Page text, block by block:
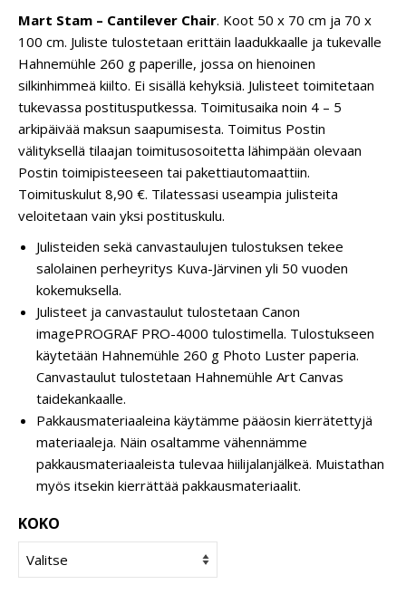
Mart Stam – Cantilever Chair. Koot 50 x 70 cm ja 70 x
100 cm. Juliste tulostetaan erittäin laadukkaalle ja tukevalle
Hahnemühle 260 g paperille, jossa on hienoinen
silkinhimmeä kiilto. Ei sisällä kehyksiä. Julisteet toimitetaan
tukevassa postitusputkessa. Toimitusaika noin 4 – 5
arkipäivää maksun saapumisesta. Toimitus Postin
välityksellä tilaajan toimitusosoitetta lähimpään olevaan
Postin toimipisteeseen tai pakettiautomaattiin.
Toimituskulut 8,90 €. Tilatessasi useampia julisteita
veloitetaan vain yksi postituskulu.
Julisteiden sekä canvastaulujen tulostuksen tekee
salolainen perheyritys Kuva-Järvinen yli 50 vuoden
kokemuksella.
Julisteet ja canvastaulut tulostetaan Canon
imagePROGRAF PRO-4000 tulostimella. Tulostukseen
käytetään Hahnemühle 260 g Photo Luster paperia.
Canvastaulut tulostetaan Hahnemühle Art Canvas
taidekankaalle.
Pakkausmateriaaleina käytämme pääosin kierrätettyjä
materiaaleja. Näin osaltamme vähennämme
pakkausmateriaaleista tulevaa hiilijalanjälkeä. Muistathan
myös itsekin kierrättää pakkausmateriaalit.
KOKO